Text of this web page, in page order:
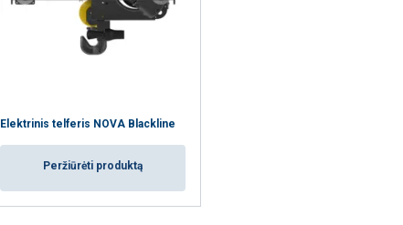
Elektrinis telferis NOVA Blackline
Peržiūrėti produktą